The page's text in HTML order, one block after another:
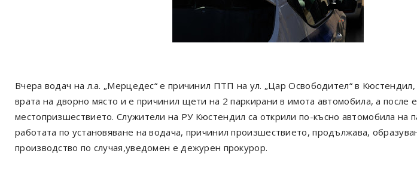
Вчера водач на л.а. „Мерцедес“ е причинил ПТП на ул. „Цар Освободител“ в
врата на дворно място и е причинил щети на 2 паркирани в имота автомобила, а после
местопризшествието. Служители на РУ Кюстендил са открили по-късно автомобила на
работата по установяване на водача, причинил произшествието, продължава,
производство по случая,уведомен е дежурен прокурор.